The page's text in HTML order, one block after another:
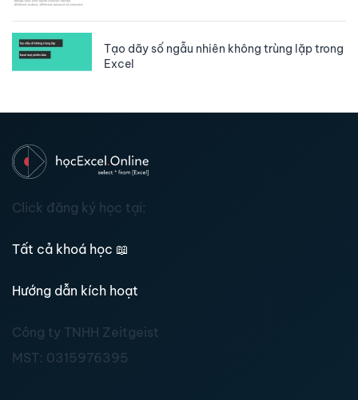
Tạo dãy số ngẫu nhiên không trùng lặp trong
Excel
Click đăng ký học tại:
Tất cả khoá học 📖
Hướng dẫn kích hoạt
Công ty TNHH Zeitgeist
MST: 0315976395